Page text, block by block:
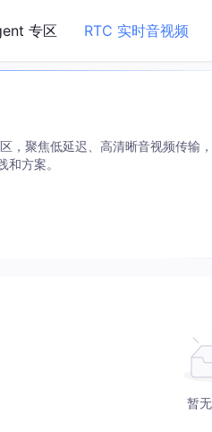
专区 RTC 实时音视频
，聚焦低延迟、高清晰音视频传
方案。
暂